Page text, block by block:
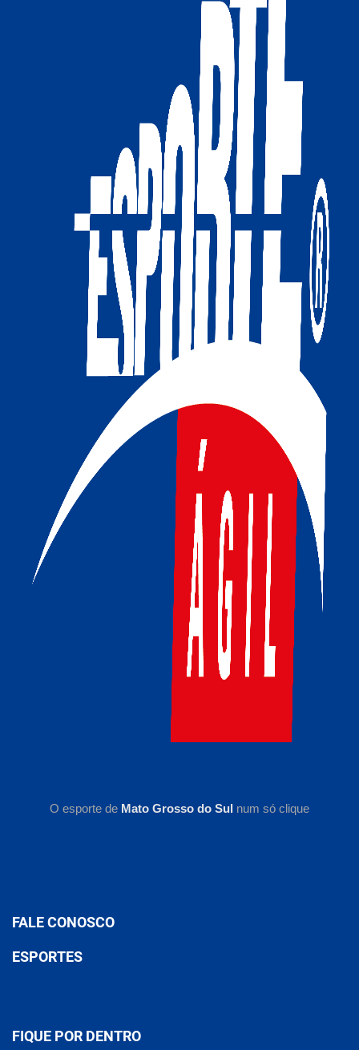
O esporte de Mato Grosso do Sul num só clique
FALE CONOSCO
ESPORTES
FIQUE POR DENTRO